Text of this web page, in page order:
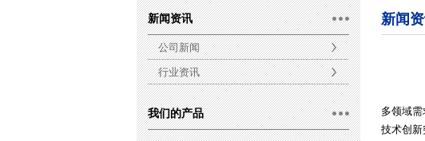
新闻资讯
公司新闻
行业资讯
我们的产品
新闻
多领域
技术创